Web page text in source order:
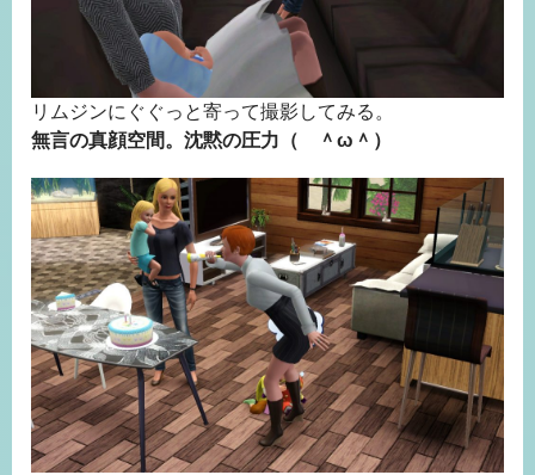
リムジンにぐぐっと寄って撮影してみる。
無言の真顔空間。沈黙の圧力（ ＾ω＾）